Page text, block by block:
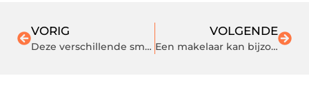
VORIG
Deze verschillende smaken kan je kiezen voor een e-sigaret
VOLGENDE
Een makelaar kan bijzonder nuttig zijn